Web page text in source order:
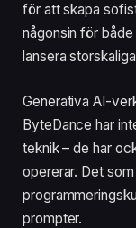
för att skapa
någonsin för
lansera
Generativa AI-
ByteDance har
teknik – de har
opererar. Det
prompter.